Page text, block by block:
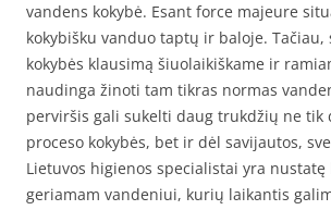
vandens kokybė. Esant force majeure
kokybišku vanduo taptų ir baloje.
kokybės klausimą šiuolaikiškame ir
naudinga žinoti tam tikras normas
perviršis gali sukelti daug trukdžių ne tik
proceso kokybės, bet ir dėl savijautos,
Lietuvos higienos specialistai yra
geriamam vandeniui, kurių laikantis